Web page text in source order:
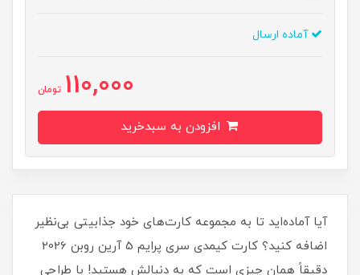
آماده ارسال
110,000 تومان
آیا آماده‌اید تا به مجموعه کارت‌های خود جذابیتی بی‌نظیر
اضافه کنید؟ کارت کیمدی سری پرایم 5 آرین روبن 2026
دقیقاً همان چیزی است که به دنبالش هستید! با طراحی